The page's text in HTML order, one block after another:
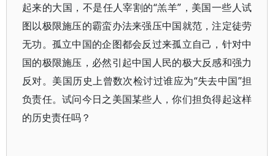
起来的大国，不是任人宰割的“羔羊”，美国一些人试
图以极限施压的霸蛮办法来强压中国就范，注定徒劳
无功。孤立中国的企图都会反过来孤立自己，针对中
国的极限施压，必然引起中国人民的极大反感和强力
反对。美国历史上曾数次检讨过谁应为“失去中国”担
负责任。试问今日之美国某些人，你们担负得起这样
的历史责任吗？